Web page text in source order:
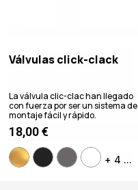
Válvulas click-clack
La válvula clic-clac han llegado
con fuerza por ser un sistema de
montaje fácil y rápido.
18,00€
+ 4 ...